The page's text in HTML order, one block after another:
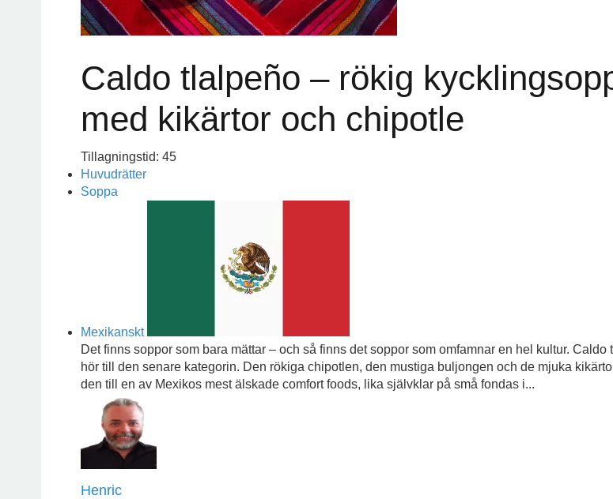
Caldo tlalpeño – rökig
med kikärtor och chipotle
Tillagningstid: 45
Huvudrätter
Soppa
Mexikanskt
Det finns soppor som bara mättar – och så finns det soppor som omfamnar en hel kultur. Caldo
hör till den senare kategorin. Den rökiga chipotlen, den mustiga buljongen och de mjuka
den till en av Mexikos mest älskade comfort foods, lika självklar på små fondas i...
Henric